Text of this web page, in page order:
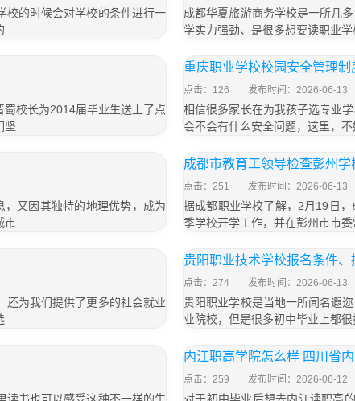
校的时候会对学校的条件进行一
成都华夏旅游商务学校是一所几
学实力强劲、是很多想要读职业
校长为2014届毕业生送上了点
坚
重庆职业学校校园安全管理制
点击：126 发布时间：2026-06-13
相信很多家长在为我孩子选专业
会不会有什么安全问题，这里，
又因其独特的地理优势，成为
市
成都市教育工领导检查彭州学
点击：251 发布时间：2026-06-13
据成都职业学校了解，2月19日
季学校开学工作，并在彭州市市
还为我们提供了更多的社会就业
贵阳职业技术学校报名条件、
点击：274 发布时间：2026-06-13
贵阳职业学校是当地一所闻名遐
业院校，但是很多初中毕业上都
内江职高学院怎么样 四川省
点击：259 发布时间：2026-06-12